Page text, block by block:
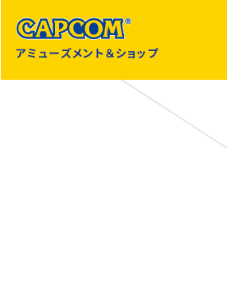
アミューズメント＆ショップ